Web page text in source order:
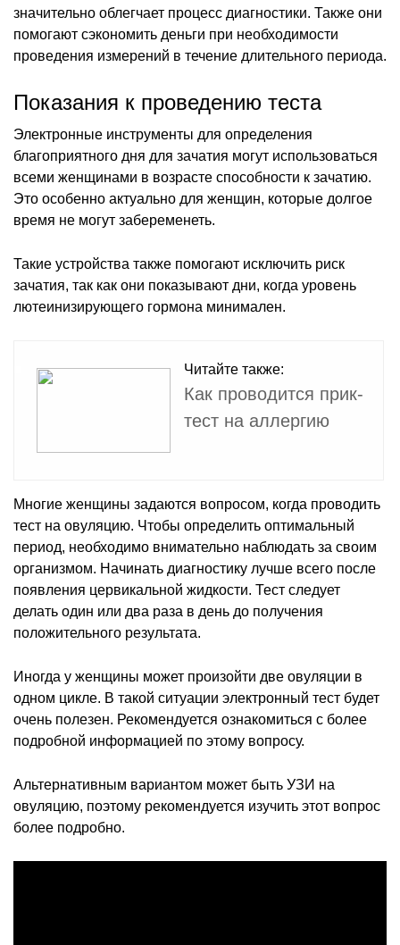
значительно облегчает процесс диагностики. Также они
помогают сэкономить деньги при необходимости
проведения измерений в течение длительного периода.
Показания к проведению теста
Электронные инструменты для определения
благоприятного дня для зачатия могут использоваться
всеми женщинами в возрасте способности к зачатию.
Это особенно актуально для женщин, которые долгое
время не могут забеременеть.
Такие устройства также помогают исключить риск
зачатия, так как они показывают дни, когда уровень
лютеинизирующего гормона минимален.
Читайте также:
Как проводится прик-
тест на аллергию
Многие женщины задаются вопросом, когда проводить
тест на овуляцию. Чтобы определить оптимальный
период, необходимо внимательно наблюдать за своим
организмом. Начинать диагностику лучше всего после
появления цервикальной жидкости. Тест следует
делать один или два раза в день до получения
положительного результата.
Иногда у женщины может произойти две овуляции в
одном цикле. В такой ситуации электронный тест будет
очень полезен. Рекомендуется ознакомиться с более
подробной информацией по этому вопросу.
Альтернативным вариантом может быть УЗИ на
овуляцию, поэтому рекомендуется изучить этот вопрос
более подробно.